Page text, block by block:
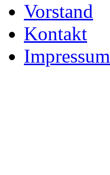
Vorstand
Kontakt
Impressum